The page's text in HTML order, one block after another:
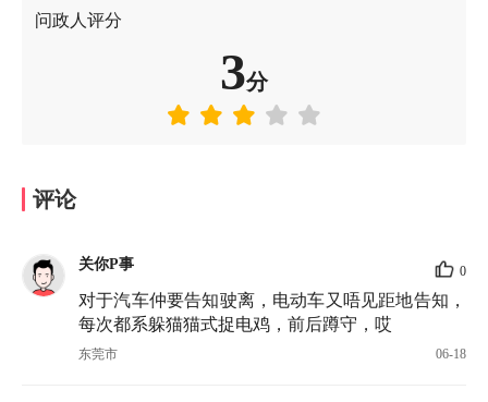
问政人评分
3分
评论
关你P事 0
对于汽车仲要告知驶离，电动车又唔见距地告知，
每次都系躲猫猫式捉电鸡，前后蹲守，哎
东莞市 06-18